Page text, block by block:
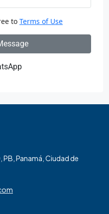
to Terms of Use
PB, Panamá, Ciudad de